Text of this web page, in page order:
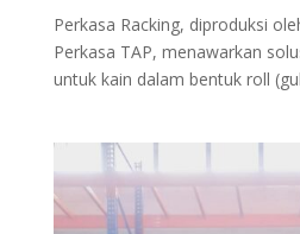
Perkasa Racking, diproduksi
Perkasa TAP, menawarkan
untuk kain dalam bentuk roll